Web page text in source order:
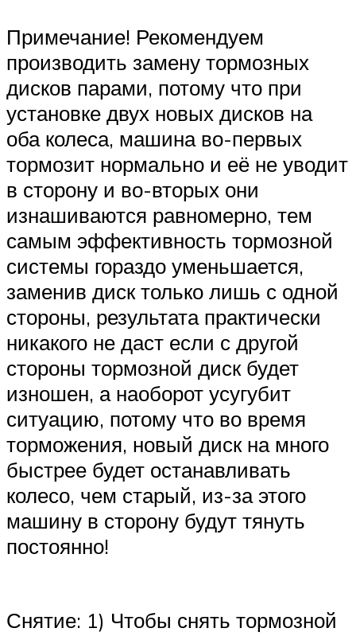
Примечание! Рекомендуем
производить замену тормозных
дисков парами, потому что при
установке двух новых дисков на
оба колеса, машина во-первых
тормозит нормально и её не уводит
в сторону и во-вторых они
изнашиваются равномерно, тем
самым эффективность тормозной
системы гораздо уменьшается,
заменив диск только лишь с одной
стороны, результата практически
никакого не даст если с другой
стороны тормозной диск будет
изношен, а наоборот усугубит
ситуацию, потому что во время
торможения, новый диск на много
быстрее будет останавливать
колесо, чем старый, из-за этого
машину в сторону будут тянуть
постоянно!
Снятие: 1) Чтобы снять тормозной